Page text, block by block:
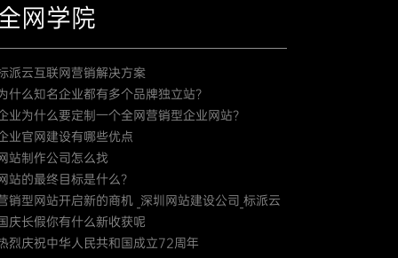
网学院
派云互联网营销解决方案
什么知名企业都有多个品牌独立站？
业为什么要定制一个全网营销型企业网站？
业官网建设有哪些优点
站制作公司怎么找
站的最终目标是什么？
销型网站开启新的商机 _深圳网站建设公司_标派云
庆长假你有什么新收获呢
烈庆祝中华人民共和国成立72周年